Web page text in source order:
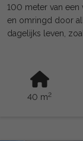
100 meter van een
en omringd door
dagelijks leven,
biedt een
slaapkamer, een
geïntegreerde
uitzicht op het
40 m2